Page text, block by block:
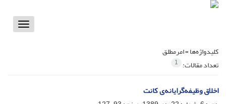
Toggle
کلیدواژه‌ها =امرمطلق
تعداد مقالات: 1
اخلاق وظیفه‌گرایانه‌ی کانت